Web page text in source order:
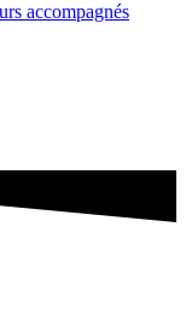
accompagnés